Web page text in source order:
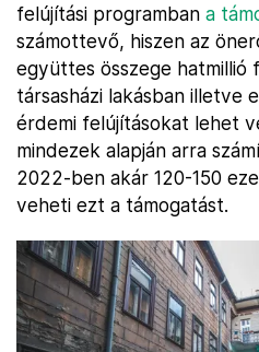
felújítási programban a
számottevő, hiszen az
együttes összege
társasházi lakásban illetve
érdemi felújításokat lehet
mindezek alapján arra
2022-ben akár 120-150
veheti ezt a támogatást.